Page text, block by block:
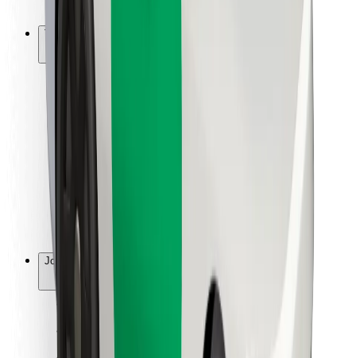
Tuki
Matkustajille
Kuljettajille
Bolt Food
Fleet Ownereille
Ravintoloille
Bolt for Business
Jotain muuta
Tavarantoimittajille